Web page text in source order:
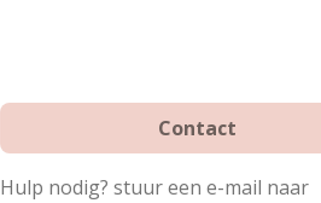
Contact
Hulp nodig? stuur een e-mail naar